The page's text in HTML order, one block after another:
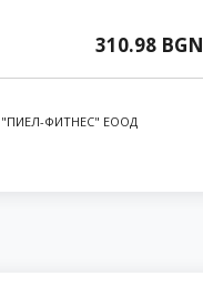
310.98 BGN
"ПИЕЛ-ФИТНЕС" ЕООД